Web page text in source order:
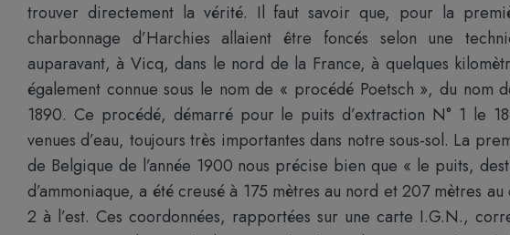
trouver directement la vérité. Il faut savoir que, pour la
charbonnage d’Harchies allaient être foncés selon une
auparavant, à Vicq, dans le nord de la France, à quelques
également connue sous le nom de « procédé Poetsch », du nom
1890. Ce procédé, démarré pour le puits d’extraction N° 1 le
venues d’eau, toujours très importantes dans notre sous-sol. La
de Belgique de l’année 1900 nous précise bien que « le puits,
d’ammoniaque, a été creusé à 175 mètres au nord et 207 mètres
2 à l’est. Ces coordonnées, rapportées sur une carte I.G.N.,